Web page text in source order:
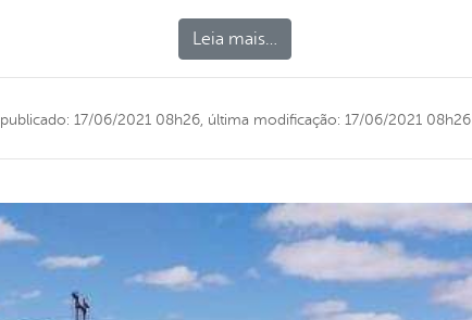
Leia mais…
publicado: 17/06/2021 08h26, última modificação: 17/06/2021 08h26